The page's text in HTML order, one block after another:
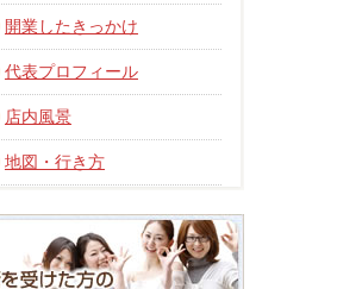
開業したきっかけ
代表プロフィール
店内風景
地図・行き方